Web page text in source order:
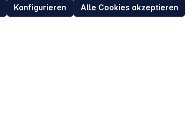
Retouren (RMA) für Business-Kunden
Entsorgungshinweise /
Konfigurieren Alle Cookies akzeptieren